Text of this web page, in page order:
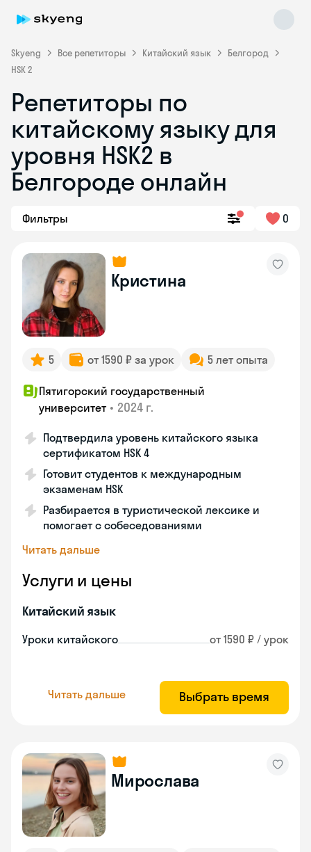
Skyeng Все репетиторы Китайский язык
Белгород
HSK 2
Репетиторы по
китайскому языку для
уровня HSK2 в
Белгороде онлайн
Фильтры 0
Кристина
5 от 1590 ₽ за урок 5 лет опыта
Пятигорский государственный
университет • 2024 г.
Подтвердила уровень китайского языка
сертификатом HSK 4
Готовит студентов к международным
экзаменам HSK
Разбирается в туристической лексике и
помогает с собеседованиями
Читать дальше
Услуги и цены
Китайский язык
Уроки китайского от 1590 ₽ / урок
Читать дальше Выбрать время
Мирослава
Skyeng Chat